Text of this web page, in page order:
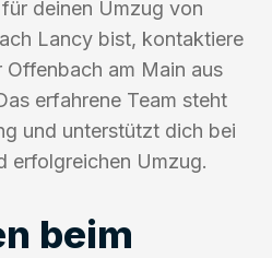
deinen Umzug von
Lancy bist, kontaktiere
Offenbach am Main aus
erfahrene Team steht
und unterstützt dich bei
erfolgreichen Umzug.
beim